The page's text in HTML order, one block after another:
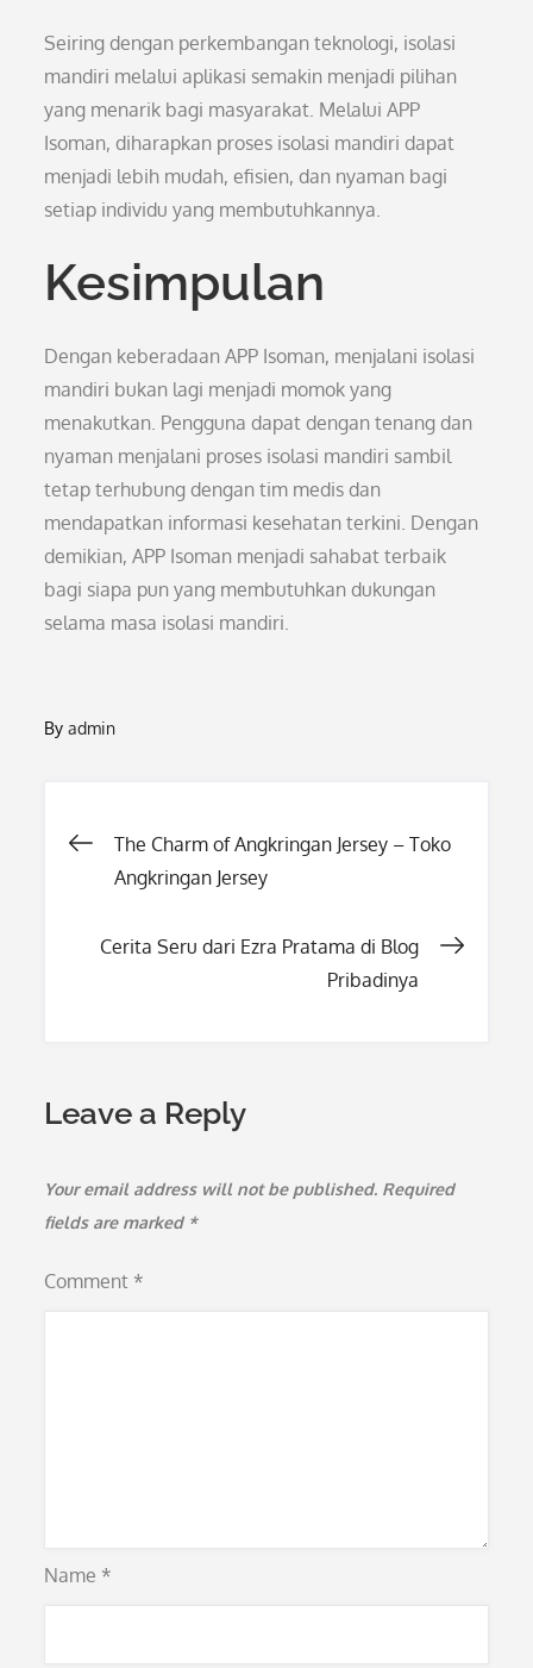
Seiring dengan perkembangan teknologi, isolasi
mandiri melalui aplikasi semakin menjadi pilihan
yang menarik bagi masyarakat. Melalui APP
Isoman, diharapkan proses isolasi mandiri dapat
menjadi lebih mudah, efisien, dan nyaman bagi
setiap individu yang membutuhkannya.
Kesimpulan
Dengan keberadaan APP Isoman, menjalani isolasi
mandiri bukan lagi menjadi momok yang
menakutkan. Pengguna dapat dengan tenang dan
nyaman menjalani proses isolasi mandiri sambil
tetap terhubung dengan tim medis dan
mendapatkan informasi kesehatan terkini. Dengan
demikian, APP Isoman menjadi sahabat terbaik
bagi siapa pun yang membutuhkan dukungan
selama masa isolasi mandiri.
Byadmin
Post
The Charm of Angkringan Jersey – Toko
Angkringan Jersey
Cerita Seru dari Ezra Pratama di Blog
Pribadinya
Leave a Reply
Your email address will not be published. Required
fields are marked *
Comment *
Name *